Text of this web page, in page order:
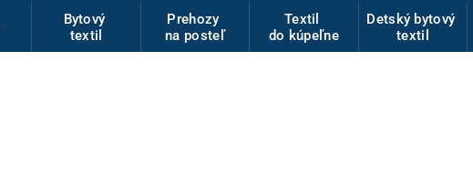
Bytový
textil
Prehozy
na posteľ
Textil
do kúpeľne
Detský bytový
textil